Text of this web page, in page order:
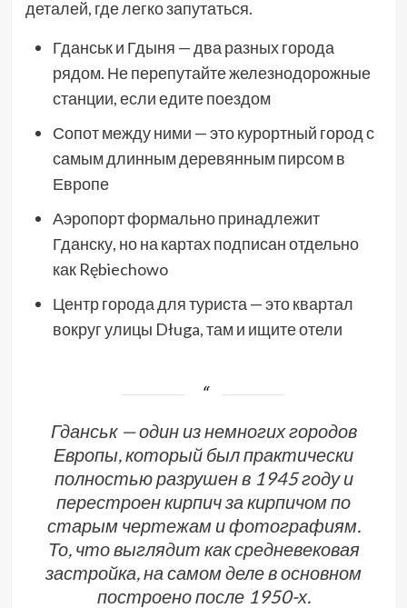
деталей, где легко запутаться.
Гданськ и Гдыня — два разных города
рядом. Не перепутайте железнодорожные
станции, если едите поездом
Сопот между ними — это курортный город с
самым длинным деревянным пирсом в
Европе
Аэропорт формально принадлежит
Гданску, но на картах подписан отдельно
как Rębiechowo
Центр города для туриста — это квартал
вокруг улицы Długa, там и ищите отели
Гданськ — один из немногих городов
Европы, который был практически
полностью разрушен в 1945 году и
перестроен кирпич за кирпичом по
старым чертежам и фотографиям.
То, что выглядит как средневековая
застройка, на самом деле в основном
построено после 1950-х.